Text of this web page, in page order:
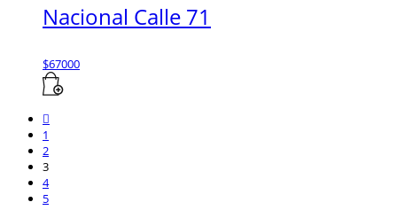
Nacional Calle 71
$67000
1
2
3
4
5